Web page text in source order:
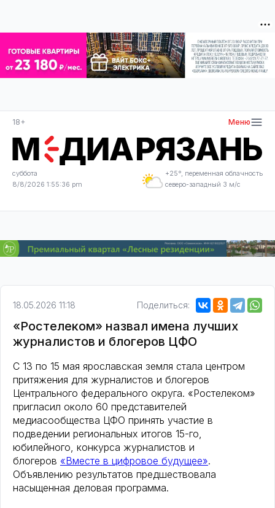
18+ Меню
суббота
8/8/2026 1:55:37 pm
+25°, переменная облачность
северо-западный 3 м/с
18.05.2026 11:18 Поделиться:
«Ростелеком» назвал имена лучших
журналистов и блогеров ЦФО
С 13 по 15 мая ярославская земля стала центром
притяжения для журналистов и блогеров
Центрального федерального округа. «Ростелеком»
пригласил около 60 представителей
медиасообщества ЦФО принять участие в
подведении региональных итогов 15-го,
юбилейного, конкурса журналистов и
блогеров «Вместе в цифровое будущее».
Объявлению результатов предшествовала
насыщенная деловая программа.